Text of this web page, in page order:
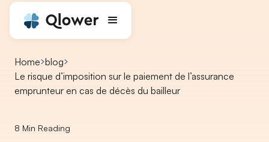
Home blog
Le risque d’imposition sur le paiement de l’assurance
emprunteur en cas de décès du bailleur
8 Min Reading